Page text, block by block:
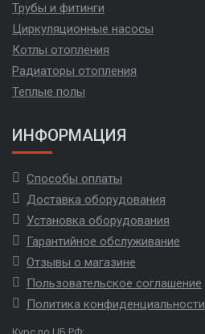
Трубы и фитинги
Циркуляционные насосы
Котлы отопления
Радиаторы отопления
Теплые полы
ИНФОРМАЦИЯ
Способы оплаты
Доставка оборудования
Установка оборудования
Гарантийное обслуживание
Отзывы о магазине
Пользовательское соглашение
Политика конфиденциальности